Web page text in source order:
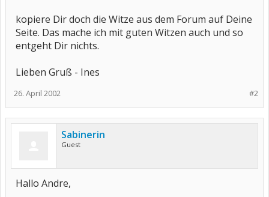
kopiere Dir doch die Witze aus dem Forum auf Deine
Seite. Das mache ich mit guten Witzen auch und so
entgeht Dir nichts.
Lieben Gruß - Ines
#2
26. April 2002
Sabinerin
Guest
Hallo Andre,